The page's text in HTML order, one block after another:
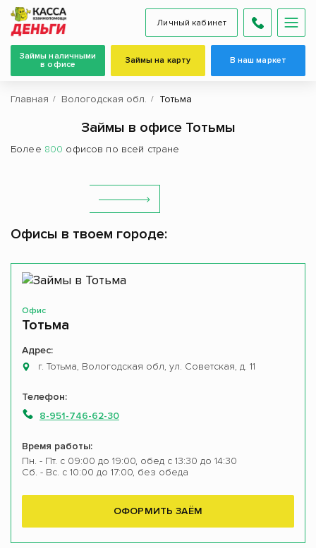
Личный кабинет
Займы наличными
в офисе
Займы на карту В наш маркет
Главная Вологодская обл. Тотьма
Займы в офисе Тотьмы
Более 800 офисов по всей стране
Офисы в твоем городе:
Офис
Тотьма
Адрес:
г. Тотьма, Вологодская обл, ул. Советская, д. 11
Телефон:
8-951-746-62-30
Время работы:
Пн. - Пт. с 09:00 до 19:00, обед с 13:30 до 14:30
Сб. - Вс. с 10:00 до 17:00, без обеда
ОФОРМИТЬ ЗАЁМ